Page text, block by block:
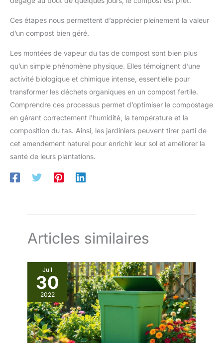
Ces étapes nous permettent d’apprécier pleinement la valeur
d’un compost bien géré.
Les montées de vapeur du tas de compost sont bien plus
qu’un simple phénomène physique. Elles témoignent d’une
activité biologique et chimique intense, essentielle pour
transformer les déchets organiques en un compost fertile.
Comprendre ces processus permet d’optimiser le compostage
en gérant correctement l’humidité, la température et la
composition du tas. Ainsi, les jardiniers peuvent tirer parti de
cet amendement naturel pour enrichir leur sol et améliorer la
santé de leurs plantations.
Articles similaires
Juil
30
2022